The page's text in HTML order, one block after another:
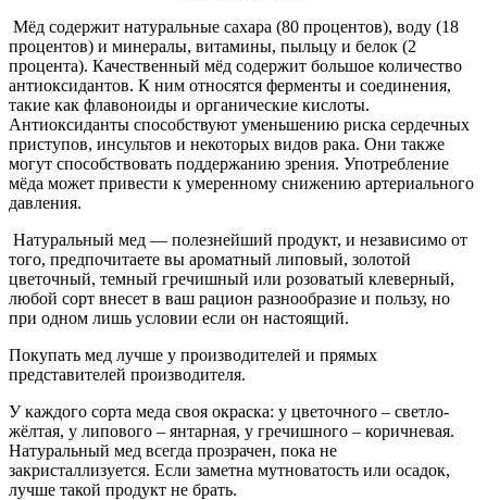
Мёд содержит натуральные сахара (80 процентов), воду (18
процентов) и минералы, витамины, пыльцу и белок (2
процента). Качественный мёд содержит большое количество
антиоксидантов. К ним относятся ферменты и соединения,
такие как флавоноиды и органические кислоты.
Антиоксиданты способствуют уменьшению риска сердечных
приступов, инсультов и некоторых видов рака. Они также
могут способствовать поддержанию зрения. Употребление
мёда может привести к умеренному снижению артериального
давления.
Натуральный мед — полезнейший продукт, и независимо от
того, предпочитаете вы ароматный липовый, золотой
цветочный, темный гречишный или розоватый клеверный,
любой сорт внесет в ваш рацион разнообразие и пользу, но
при одном лишь условии если он настоящий.
Покупать мед лучше у производителей и прямых
представителей производителя.
У каждого сорта меда своя окраска: у цветочного – светло-
жёлтая, у липового – янтарная, у гречишного – коричневая.
Натуральный мед всегда прозрачен, пока не
закристаллизуется. Если заметна мутноватость или осадок,
лучше такой продукт не брать.